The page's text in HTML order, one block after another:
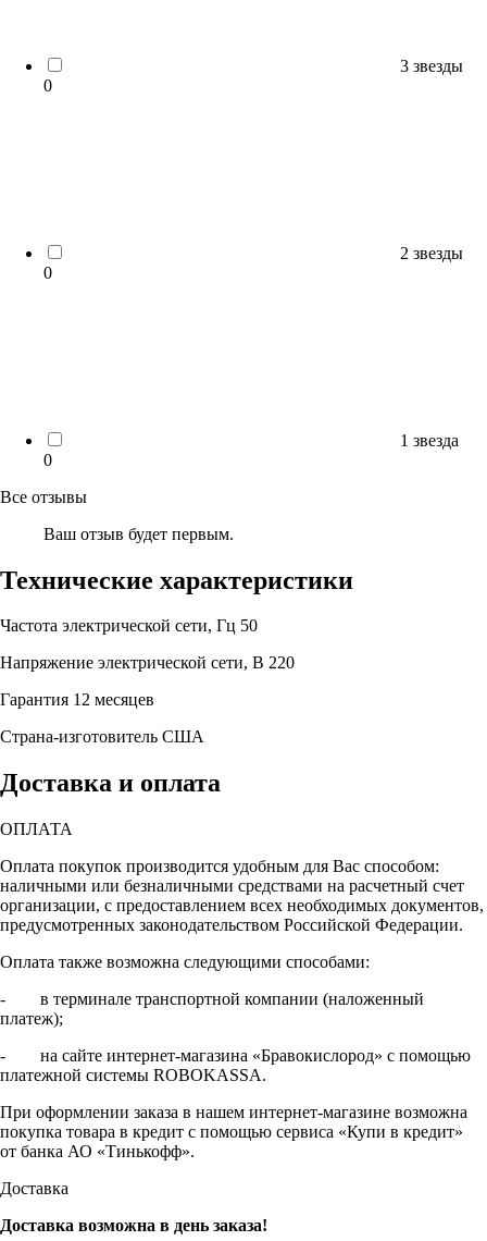
3 звезды
0
2 звезды
0
1 звезда
0
Все отзывы
Ваш отзыв будет первым.
Технические характеристики
Частота электрической сети, Гц 50
Напряжение электрической сети, В 220
Гарантия 12 месяцев
Страна-изготовитель США
Доставка и оплата
ОПЛАТА
Оплата покупок производится удобным для Вас способом:
наличными или безналичными средствами на расчетный счет
организации, с предоставлением всех необходимых документов,
предусмотренных законодательством Российской Федерации.
Оплата также возможна следующими способами:
- в терминале транспортной компании (наложенный
платеж);
- на сайте интернет-магазина «Бравокислород» с помощью
платежной системы ROBOKASSA.
При оформлении заказа в нашем интернет-магазине возможна
покупка товара в кредит с помощью сервиса «Купи в кредит»
от банка АО «Тинькофф».
Доставка
Доставка возможна в день заказа!